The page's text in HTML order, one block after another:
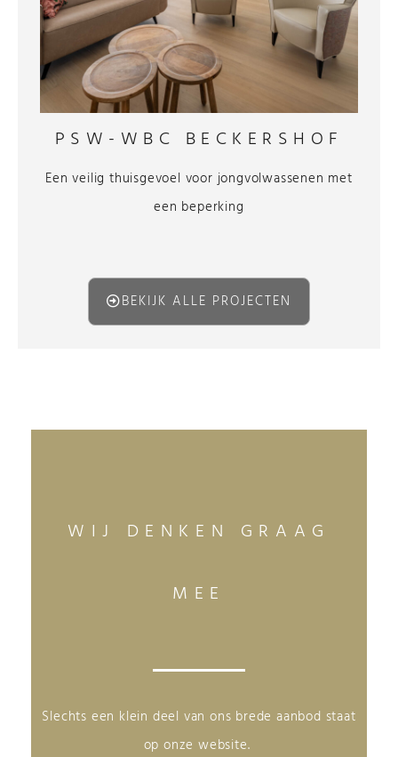
PSW-WBC BECKERSHOF
Een veilig thuisgevoel voor jongvolwassenen met
een beperking
BEKIJK ALLE PROJECTEN
WIJ DENKEN GRAAG
MEE
Slechts een klein deel van ons brede aanbod staat
op onze website.